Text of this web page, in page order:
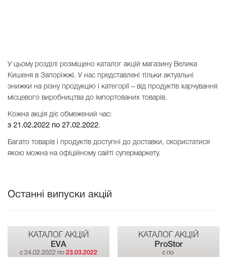
У цьому розділі розміщено каталог акцій магазину Велика
Кишеня в Запоріжжі. У нас представлені тільки актуальні
знижки на різну продукцію і категорії – від продуктів харчування
місцевого виробництва до імпортованих товарів.
Кожна акція діє обмежений час:
з 21.02.2022 по 27.02.2022.
Багато товарів і продуктів доступні до доставки, скористатися
якою можна на офіційному сайті супермаркету.
Останні випуски акцій
КАТАЛОГ АКЦІЙ
EVA
c 24.02.2022 по 23.03.2022
КАТАЛОГ АКЦІЙ
ProStor
c по